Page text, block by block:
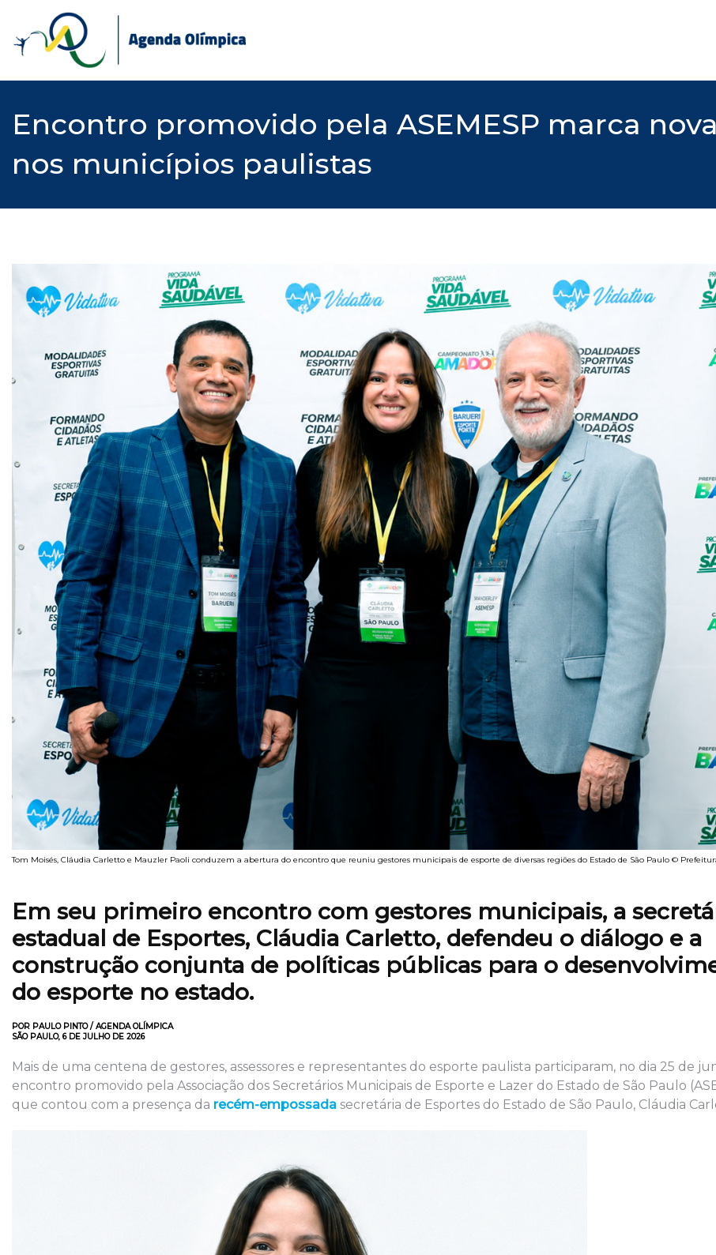
content
Encontro promovido pela ASEMESP marca
nos municípios paulistas
Tom Moisés, Cláudia Carletto e Mauzler Paoli conduzem a abertura do encontro que reuniu gestores municipais de esporte de diversas regiões do Estado de São Paulo ©
Em seu primeiro encontro com gestores municipais, a
estadual de Esportes, Cláudia Carletto, defendeu o diálogo e a
construção conjunta de políticas públicas para o
do esporte no estado.
POR PAULO PINTO / AGENDA OLÍMPICA
SÃO PAULO, 6 DE JULHO DE 2026
Mais de uma centena de gestores, assessores e representantes do esporte paulista participaram, no dia 25 de
encontro promovido pela Associação dos Secretários Municipais de Esporte e Lazer do Estado de São Paulo
que contou com a presença da recém-empossada secretária de Esportes do Estado de São Paulo, Cláudia